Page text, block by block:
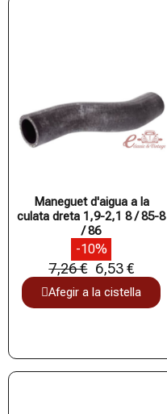
Maneguet d'aigua a la
culata dreta 1,9-2,1 8 / 85-8
/ 86
-10%
7,26 € 6,53 €
Afegir a la cistella